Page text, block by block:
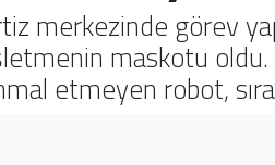
merkezinde görev
maskotu
etmeyen robot,